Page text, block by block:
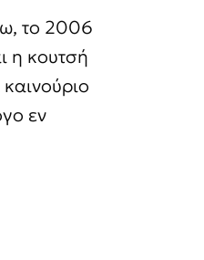
το 2006
η κουτσή
εν